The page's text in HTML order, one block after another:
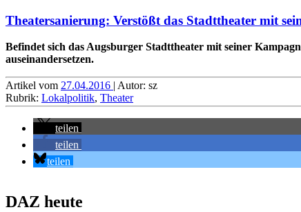
Theatersanierung: Verstößt das Stadttheater mit
Befindet sich das Augsburger Stadttheater mit seiner
auseinandersetzen.
Artikel vom 27.04.2016 | Autor: sz
Rubrik: Lokalpolitik, Theater
teilen
teilen
teilen
DAZ heute